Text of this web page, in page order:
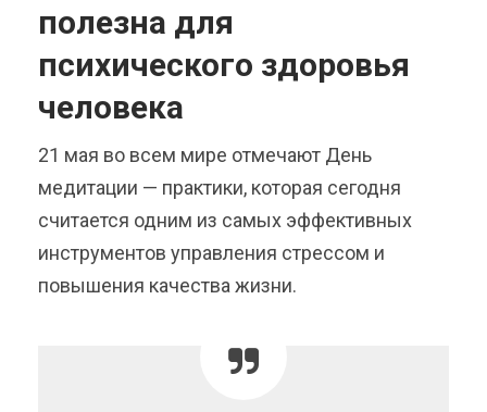
полезна для
психического здоровья
человека
21 мая во всем мире отмечают День
медитации — практики, которая сегодня
считается одним из самых эффективных
инструментов управления стрессом и
повышения качества жизни.